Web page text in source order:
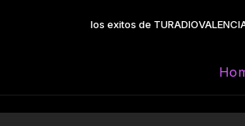
los exitos de TURADIOVALENCIA con tu radio